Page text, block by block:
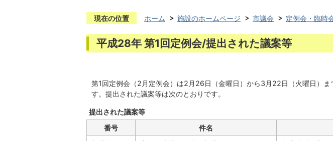
現在の位置 ホーム 施設のホームページ 市議会 定例会・臨時
平成28年 第1回定例会/提出された議案等
第1回定例会（2月定例会）は2月26日（金曜日）から3月22日（火曜日）ま
す。提出された議案等は次のとおりです。
提出された議案等
番号
件名